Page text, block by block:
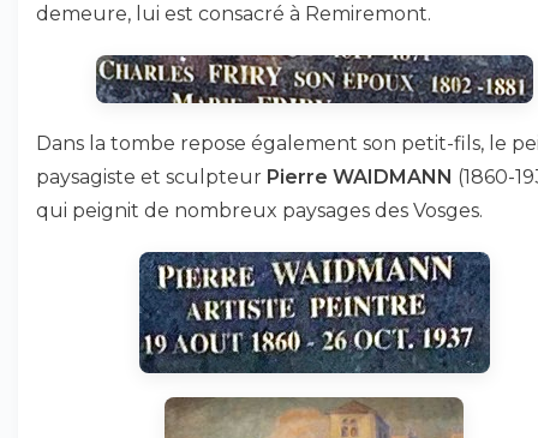
demeure, lui est consacré à Remiremont.
Dans la tombe repose également son petit-fils, le
paysagiste et sculpteur Pierre WAIDMANN (1860-
qui peignit de nombreux paysages des Vosges.